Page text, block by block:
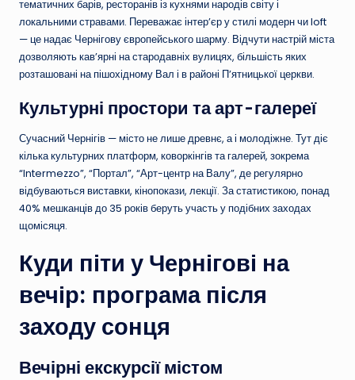
тематичних барів, ресторанів із кухнями народів світу і
локальними стравами. Переважає інтер’єр у стилі модерн чи loft
— це надає Чернігову європейського шарму. Відчути настрій міста
дозволяють кав’ярні на стародавніх вулицях, більшість яких
розташовані на пішохідному Вал і в районі П’ятницької церкви.
Культурні простори та арт-галереї
Сучасний Чернігів — місто не лише древнє, а і молодіжне. Тут діє
кілька культурних платформ, коворкінгів та галерей, зокрема
“Intermezzo”, “Портал”, “Арт-центр на Валу”, де регулярно
відбуваються виставки, кінопокази, лекції. За статистикою, понад
40% мешканців до 35 років беруть участь у подібних заходах
щомісяця.
Куди піти у Чернігові на
вечір: програма після
заходу сонця
Вечірні екскурсії містом